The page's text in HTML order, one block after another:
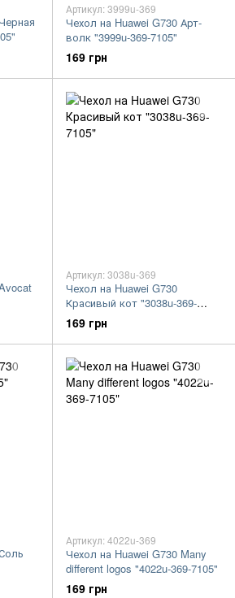
Артикул: 3999u-369
Чехол на Huawei G730 Арт-
волк "3999u-369-7105"
169 грн
Артикул: 3038u-369
Чехол на Huawei G730
Красивый кот "3038u-369-
7105"
169 грн
Артикул: 4022u-369
Чехол на Huawei G730 Many
different logos "4022u-369-7105"
169 грн